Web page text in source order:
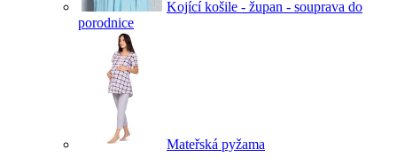
Kojící košile - župan - souprava do
porodnice
Mateřská pyžama